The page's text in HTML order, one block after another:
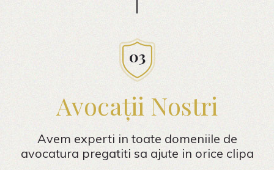
Avocații Nostri
Avem experti in toate domeniile de
avocatura pregatiti sa ajute in orice clipa